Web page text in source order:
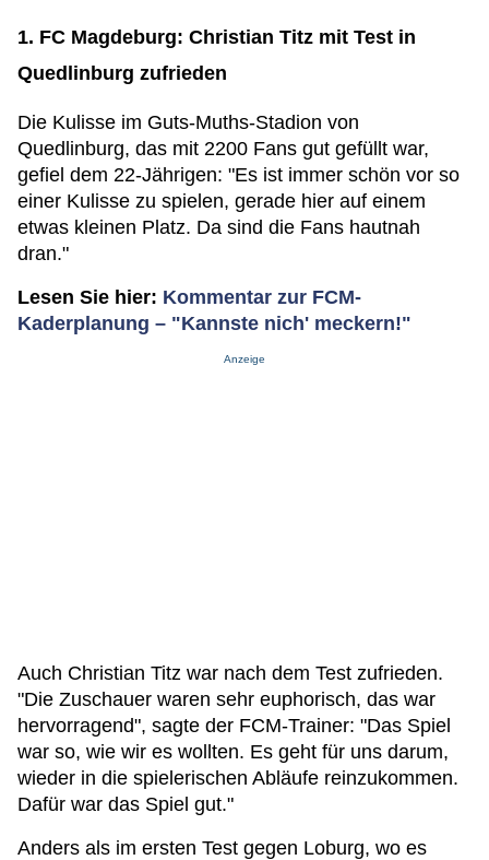
1. FC Magdeburg: Christian Titz mit Test in
Quedlinburg zufrieden
Die Kulisse im Guts-Muths-Stadion von
Quedlinburg, das mit 2200 Fans gut gefüllt war,
gefiel dem 22-Jährigen: "Es ist immer schön vor so
einer Kulisse zu spielen, gerade hier auf einem
etwas kleinen Platz. Da sind die Fans hautnah
dran."
Lesen Sie hier: Kommentar zur FCM-
Kaderplanung – "Kannste nich' meckern!"
Anzeige
Auch Christian Titz war nach dem Test zufrieden.
"Die Zuschauer waren sehr euphorisch, das war
hervorragend", sagte der FCM-Trainer: "Das Spiel
war so, wie wir es wollten. Es geht für uns darum,
wieder in die spielerischen Abläufe reinzukommen.
Dafür war das Spiel gut."
Anders als im ersten Test gegen Loburg, wo es